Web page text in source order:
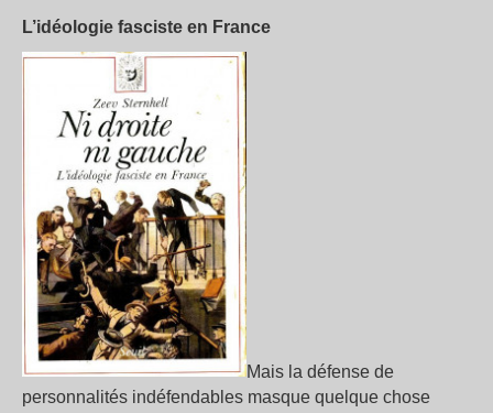
L’idéologie fasciste en France
Mais la défense de
personnalités indéfendables masque quelque chose